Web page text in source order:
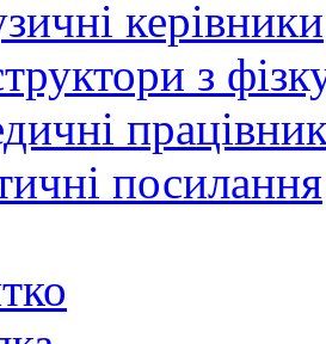
керівники
з
посилання